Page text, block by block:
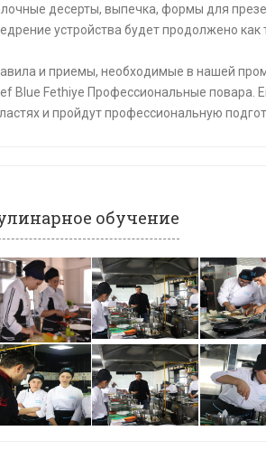
десерты, выпечка, формы для
устройства будет продолжено как
и приемы, необходимые в нашей
Blue Fethiye Профессиональные повара.
и пройдут профессиональную
обучение